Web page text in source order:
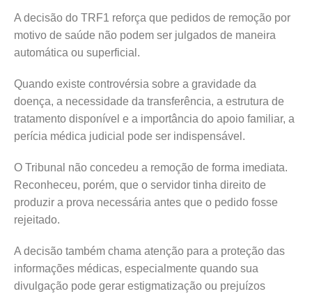
A decisão do TRF1 reforça que pedidos de remoção por
motivo de saúde não podem ser julgados de maneira
automática ou superficial.
Quando existe controvérsia sobre a gravidade da
doença, a necessidade da transferência, a estrutura de
tratamento disponível e a importância do apoio familiar, a
perícia médica judicial pode ser indispensável.
O Tribunal não concedeu a remoção de forma imediata.
Reconheceu, porém, que o servidor tinha direito de
produzir a prova necessária antes que o pedido fosse
rejeitado.
A decisão também chama atenção para a proteção das
informações médicas, especialmente quando sua
divulgação pode gerar estigmatização ou prejuízos